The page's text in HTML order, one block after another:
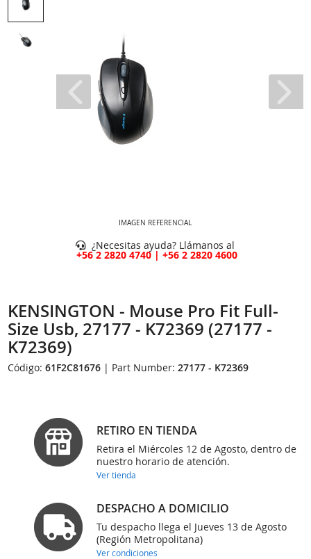
IMAGEN REFERENCIAL
¿Necesitas ayuda? Llámanos al
+56 2 2820 4740 | +56 2 2820 4600
KENSINGTON - Mouse Pro Fit Full-
Size Usb, 27177 - K72369 (27177 -
K72369)
Código:61F2C81676 | Part Number:27177 - K72369
RETIRO EN TIENDA
Retira el Miércoles 12 de Agosto, dentro de
nuestro horario de atención.
Ver tienda
DESPACHO A DOMICILIO
Tu despacho llega el Jueves 13 de Agosto
(Región Metropolitana)
Ver condiciones